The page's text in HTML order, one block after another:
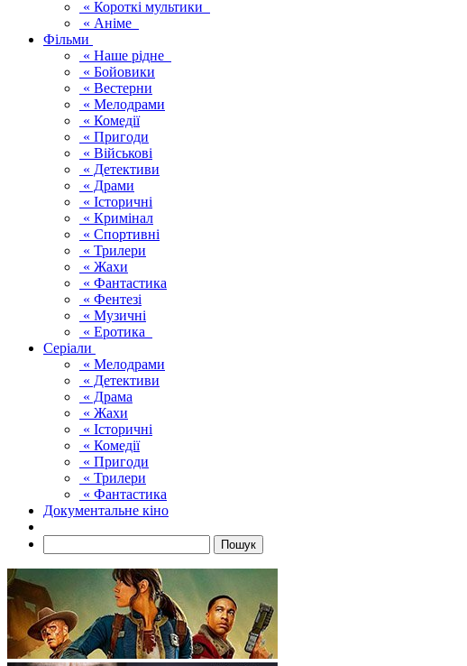
« Короткі мультики
« Аніме
Фільми
« Наше рідне
« Бойовики
« Вестерни
« Мелодрами
« Комедії
« Пригоди
« Військові
« Детективи
« Драми
« Історичні
« Кримінал
« Спортивні
« Трилери
« Жахи
« Фантастика
« Фентезі
« Музичні
« Еротика
Серіали
« Мелодрами
« Детективи
« Драма
« Жахи
« Історичні
« Комедії
« Пригоди
« Трилери
« Фантастика
Документальне кіно
Пошук